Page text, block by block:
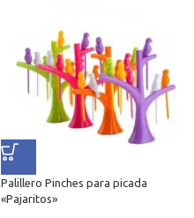
Palillero Pinches para picada
«Pajaritos»